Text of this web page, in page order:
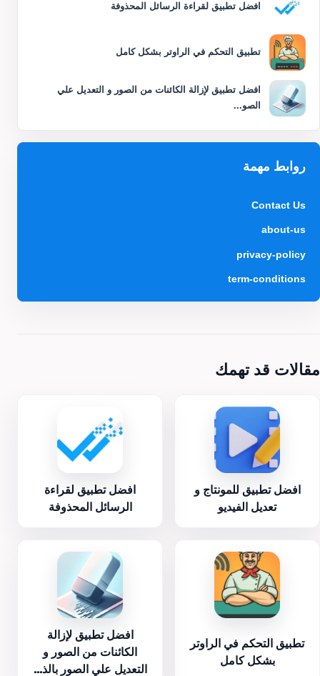
افضل تطبيق لقراءة الرسائل المحذوفة
تطبيق التحكم في الراوتر بشكل كامل
افضل تطبيق لإزالة الكائنات من الصور و التعديل علي
الصو...
روابط مهمة
Contact Us
about-us
privacy-policy
term-conditions
مقالات قد تهمك
افضل تطبيق للمونتاج و
تعديل الفيديو
افضل تطبيق لقراءة
الرسائل المحذوفة
تطبيق التحكم في الراوتر
بشكل كامل
افضل تطبيق لإزالة
الكائنات من الصور و
التعديل علي الصور بالذ...